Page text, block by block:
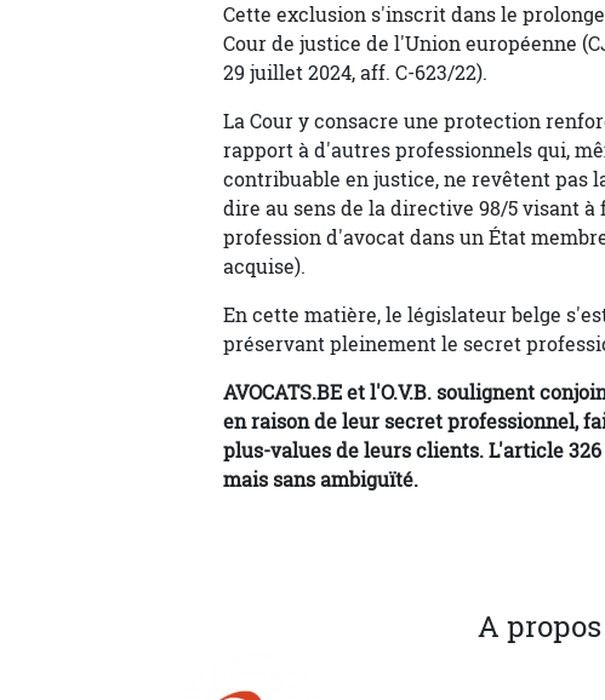
Cette exclusion s'inscrit dans le
Cour de justice de l'Union européenne
29 juillet 2024, aff. C-623/22).
La Cour y consacre une protection
rapport à d'autres professionnels qui,
contribuable en justice, ne revêtent pas
dire au sens de la directive 98/5 visant
profession d'avocat dans un État
acquise).
En cette matière, le législateur belge
préservant pleinement le secret
AVOCATS.BE et l'O.V.B. soulignent
en raison de leur secret professionnel,
plus-values de leurs clients. L'article 326
mais sans ambiguïté.
A